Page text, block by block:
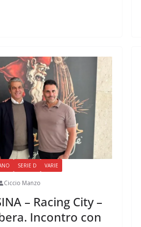
SERIE D VARIE
Ciccio Manzo
– Racing City –
Incontro con